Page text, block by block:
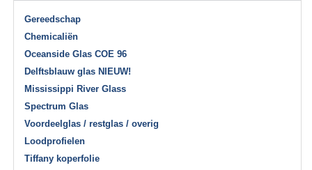
Gereedschap
Chemicaliën
Oceanside Glas COE 96
Delftsblauw glas NIEUW!
Mississippi River Glass
Spectrum Glas
Voordeelglas / restglas / overig
Loodprofielen
Tiffany koperfolie